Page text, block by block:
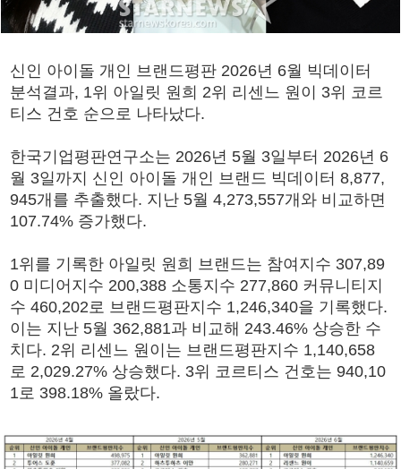
신인 아이돌 개인 브랜드평판 2026년 6월 빅데이터
분석결과, 1위 아일릿 원희 2위 리센느 원이 3위 코르
티스 건호 순으로 나타났다.
한국기업평판연구소는 2026년 5월 3일부터 2026년 6
월 3일까지 신인 아이돌 개인 브랜드 빅데이터 8,877,
945개를 추출했다. 지난 5월 4,273,557개와 비교하면
107.74% 증가했다.
1위를 기록한 아일릿 원희 브랜드는 참여지수 307,89
0 미디어지수 200,388 소통지수 277,860 커뮤니티지
수 460,202로 브랜드평판지수 1,246,340을 기록했다.
이는 지난 5월 362,881과 비교해 243.46% 상승한 수
치다. 2위 리센느 원이는 브랜드평판지수 1,140,658
로 2,029.27% 상승했다. 3위 코르티스 건호는 940,10
1로 398.18% 올랐다.